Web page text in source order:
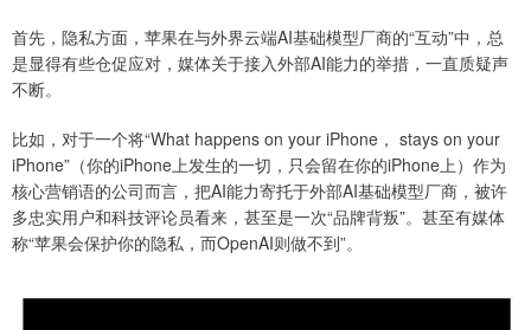
首先，隐私方面，苹果在与外界云端AI基础模型厂商的“互动”中，总
是显得有些仓促应对，媒体关于接入外部AI能力的举措，一直质疑声
不断。
比如，对于一个将“What happens on your iPhone， stays on your
iPhone”（你的iPhone上发生的一切，只会留在你的iPhone上）作为
核心营销语的公司而言，把AI能力寄托于外部AI基础模型厂商，被许
多忠实用户和科技评论员看来，甚至是一次“品牌背叛”。甚至有媒体
称“苹果会保护你的隐私，而OpenAI则做不到”。